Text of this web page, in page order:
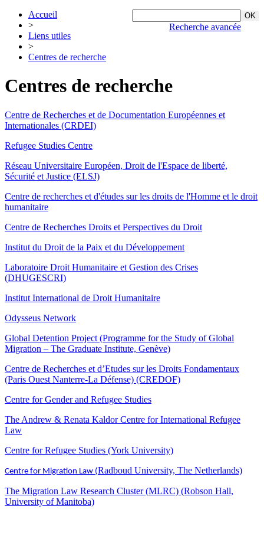
Recherche avancée
Accueil
>
Liens utiles
>
Centres de recherche
Centres de recherche
Centre de Recherches et de Documentation Européennes et
Internationales (CRDEI)
Refugee Studies Centre
Réseau Universitaire Européen, Droit de l'Espace de liberté,
Sécurité et Justice (ELSJ)
Centre de recherches et d'études sur les droits de l'Homme et le droit
humanitaire
Centre de Recherches Droits et Perspectives du Droit
Institut du Droit de la Paix et du Développement
Laboratoire Droit Humanitaire et Gestion des Crises
(DHUGESCRI)
Institut International de Droit Humanitaire
Odysseus Network
Global Detention Project (Programme for the Study of Global
Migration – The Graduate Institute, Genève)
Centre de Recherches et d’Etudes sur les Droits Fondamentaux
(Paris Ouest Nanterre-La Défense) (CREDOF)
Centre for Gender and Refugee Studies
The Andrew & Renata Kaldor Centre for International Refugee
Law
Centre for Refugee Studies (York University)
Centre for Migration Law (Radboud University, The Netherlands)
The Migration Law Research Cluster (MLRC) (Robson Hall,
University of Manitoba)